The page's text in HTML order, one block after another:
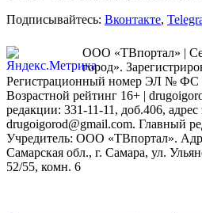
Подписывайтесь: Вконтакте,
ООО «ТВпортал» |
город».
Регистрационный номер ЭЛ № ФС
Возрастной рейтинг 16+ |
редакции: 331-11-11, доб.406,
drugoigorod@gmail.com. Главный
Учредитель: ООО «ТВпортал».
Самарская обл., г. Самара, ул.
52/55, комн. 6